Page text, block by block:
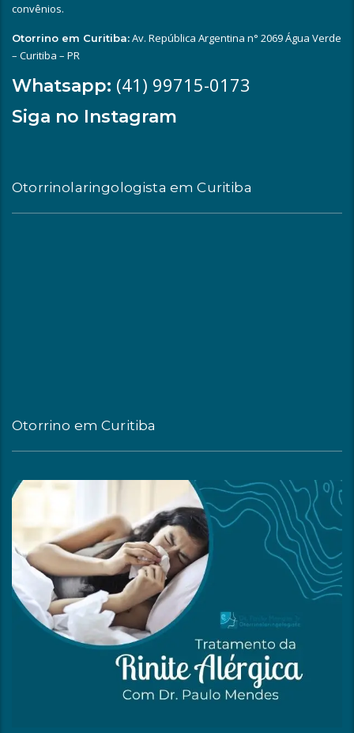
convênios.
Otorrino em Curitiba:Av. República Argentina n° 2069 Água Verde
– Curitiba – PR
Whatsapp: (41) 99715-0173
Siga no Instagram
Otorrinolaringologista em Curitiba
Otorrino em Curitiba